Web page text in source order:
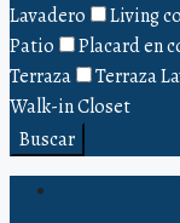
Lavadero
Living
Patio
Placard en
Terraza
Terraza
Walk-in Closet
Buscar